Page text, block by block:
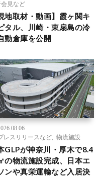
会見など
地取材・動画】霞ヶ関キ
タル、川崎・東扇島の冷
動倉庫を公開
レスリリースなど
物流施設
GLPが神奈川・厚木で8.4
の物流施設完成、日本エ
ンや真栄運輸など入居決